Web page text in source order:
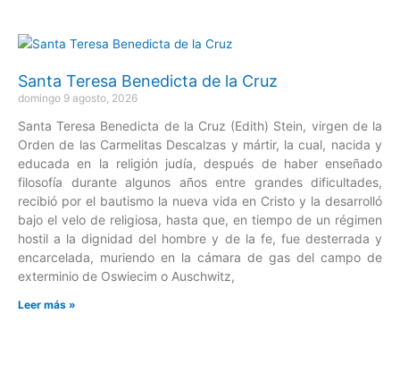
Santa Teresa Benedicta de la Cruz
domingo 9 agosto, 2026
Santa Teresa Benedicta de la Cruz (Edith) Stein, virgen de la
Orden de las Carmelitas Descalzas y mártir, la cual, nacida y
educada en la religión judía, después de haber enseñado
filosofía durante algunos años entre grandes dificultades,
recibió por el bautismo la nueva vida en Cristo y la desarrolló
bajo el velo de religiosa, hasta que, en tiempo de un régimen
hostil a la dignidad del hombre y de la fe, fue desterrada y
encarcelada, muriendo en la cámara de gas del campo de
exterminio de Oswiecim o Auschwitz,
Leer más »